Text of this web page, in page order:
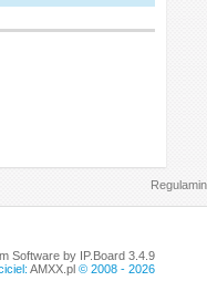
Regulamin
Software by IP.Board 3.4.9
AMXX.pl© 2008 - 2026